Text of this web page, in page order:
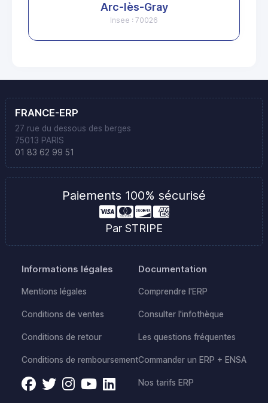
Arc-lès-Gray
Insee : 70026
FRANCE-ERP
27 rue du dessous des berges
75013 PARIS
01 83 62 99 51
Paiements 100% sécurisé
Par STRIPE
Informations légales
Mentions légales
Conditions de ventes
Conditions de retour
Conditions de remboursement
Documentation
Comprendre l'ERP
Consulter l'infothèque
Les questions fréquentes
Commander un ERP + ENSA
Nos tarifs ERP